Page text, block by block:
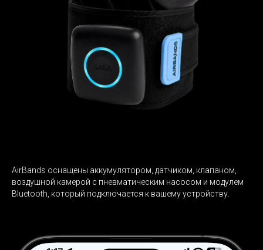
AirBands оснащены аккумулятором, датчиком, клапаном,
воздушной камерой с пневматическим насосом и модулем
Bluetooth, который подключается к вашему устройству.